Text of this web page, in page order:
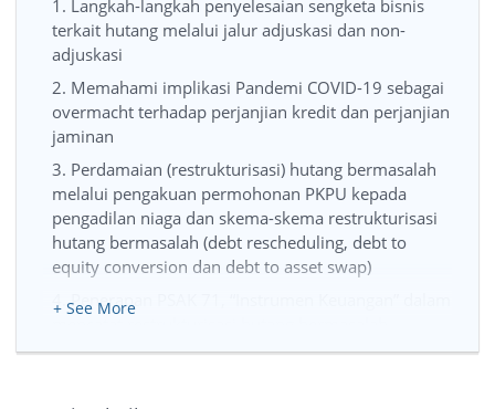
1. Langkah-langkah penyelesaian sengketa bisnis
terkait hutang melalui jalur adjuskasi dan non-
adjuskasi
2. Memahami implikasi Pandemi COVID-19 sebagai
overmacht terhadap perjanjian kredit dan perjanjian
jaminan
3. Perdamaian (restrukturisasi) hutang bermasalah
melalui pengakuan permohonan PKPU kepada
pengadilan niaga dan skema-skema restrukturisasi
hutang bermasalah (debt rescheduling, debt to
equity conversion dan debt to asset swap)
4. Penerapan PSAK 71, “Instrumen Keuangan” dalam
+ See More